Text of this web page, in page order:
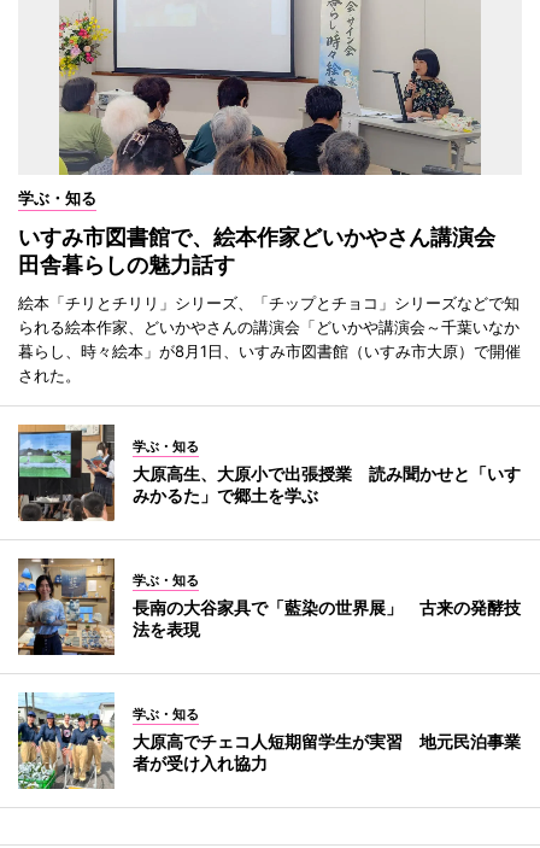
学ぶ・知る
いすみ市図書館で、絵本作家どいかやさん講演会
田舎暮らしの魅力話す
絵本「チリとチリリ」シリーズ、「チップとチョコ」シリーズなどで知
られる絵本作家、どいかやさんの講演会「どいかや講演会～千葉いなか
暮らし、時々絵本」が8月1日、いすみ市図書館（いすみ市大原）で開催
された。
学ぶ・知る
大原高生、大原小で出張授業 読み聞かせと「いす
みかるた」で郷土を学ぶ
学ぶ・知る
長南の大谷家具で「藍染の世界展」 古来の発酵技
法を表現
学ぶ・知る
大原高でチェコ人短期留学生が実習 地元民泊事業
者が受け入れ協力